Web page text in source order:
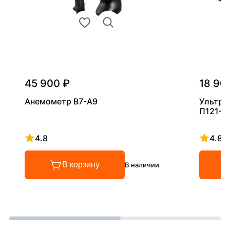
45 900 ₽
Анемометр В7-А9
4.8
Рейтинг 4.8 из 5
В корзину В наличии
18
П121-
4.8